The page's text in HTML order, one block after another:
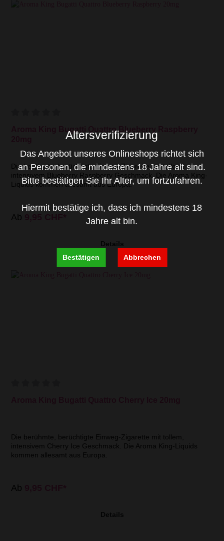
Altersverifizierung
Das Angebot unseres Onlineshops richtet sich
an Personen, die mindestens 18 Jahre alt sind.
Bitte bestätigen Sie Ihr Alter, um fortzufahren.
Hiermit bestätige ich, dass ich mindestens 18
Jahre alt bin.
Bestätigen Abbrechen
Aroma King Bugatti Quattro Blueberry Raspberry
Die berühmte, berüchtigte Einweg-Zigarette mit tollem,
intensivem Blueberry Raspberry Geschmack. Die Aroma King-
Liquids kommen allesamt aus Europa.
Ab
Details
Die berühmte, berüchtigte Einweg-Zigarette mit tollem,
intensivem Cherry Ice Geschmack. Die Aroma King-Liquids
kommen allesamt aus Europa.
Ab
Details